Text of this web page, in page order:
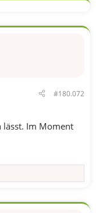
#180.072
lässt. Im Moment